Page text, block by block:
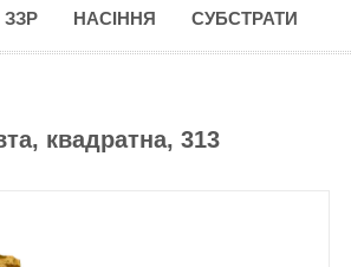
ЗЗР НАСІННЯ СУБСТРАТИ
квадратна, 313